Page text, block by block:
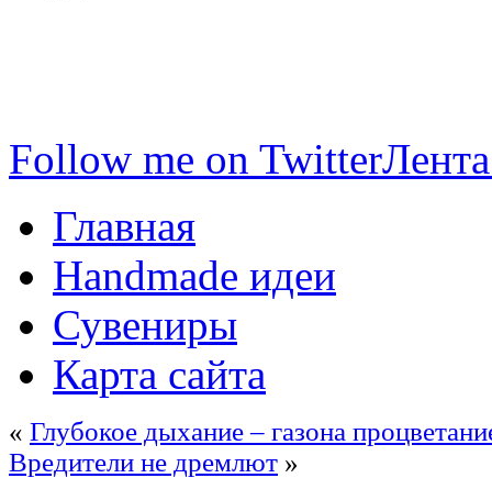
Follow me on Twitter
Главная
Handmade идеи
Сувениры
Карта сайта
« Глубокое дыхание – газона
Вредители не дремлют »